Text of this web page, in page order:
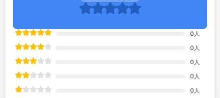
0 人
0 人
0 人
0 人
0 人